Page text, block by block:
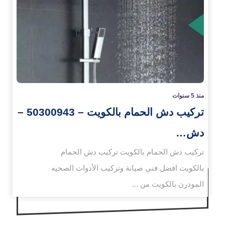
منذ 5 سنوات
تركيب دش الحمام بالكويت – 50300943 –
دش…
تركيب دش الحمام بالكويت تركيب دش الحمام
بالكويت افضل فني صيانة وتركيب الأدوات الصحيه
المودرن بالكويت من ...